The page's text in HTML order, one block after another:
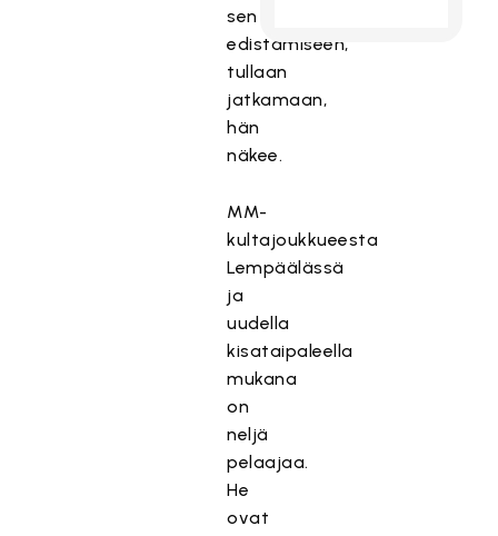
sen
edistämiseen,
tullaan
jatkamaan,
hän
näkee.
MM-
kultajoukkueesta
Lempäälässä
ja
uudella
kisataipaleella
mukana
on
neljä
pelaajaa.
He
ovat